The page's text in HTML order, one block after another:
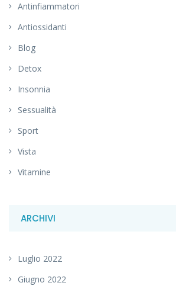
Antinfiammatori
Antiossidanti
Blog
Detox
Insonnia
Sessualità
Sport
Vista
Vitamine
ARCHIVI
Luglio 2022
Giugno 2022